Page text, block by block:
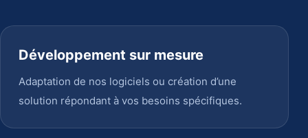
Développement sur mesure
Adaptation de nos logiciels ou création d’une
solution répondant à vos besoins spécifiques.